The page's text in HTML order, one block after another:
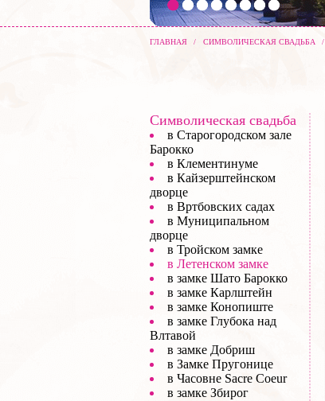
ГЛАВНАЯ / СИМВОЛИЧЕСКАЯ СВАДЬБА /
Символическая свадьба
в Старогородском зале
Барокко
в Клементинуме
в Кайзерштейнском
дворце
в Вртбовских садах
в Муниципальном
дворце
в Тройском замке
в Летенском замке
в замке Шато Барокко
в замке Карлштейн
в замке Конопиште
в замке Глубока над
Влтавой
в замке Добриш
в Замке Пругонице
в Часовне Sacre Coeur
в замке Збирог